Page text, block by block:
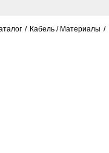
Кабель / Материалы